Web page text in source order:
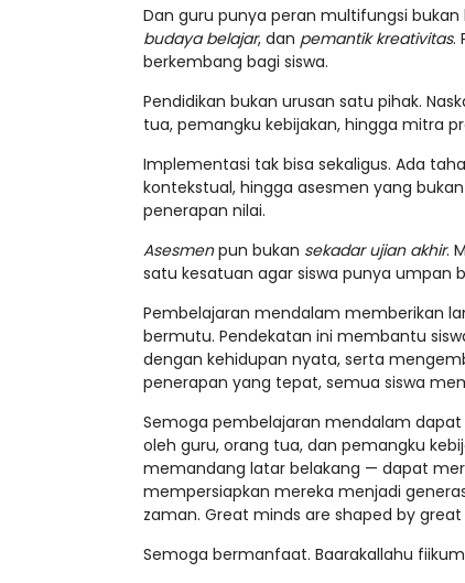
Dan guru punya peran multifungsi
budaya belajar, dan pemantik kreativitas.
berkembang bagi siswa.
Pendidikan bukan urusan satu pihak.
tua, pemangku kebijakan, hingga mitra
Implementasi tak bisa sekaligus. Ada
kontekstual, hingga asesmen yang
penerapan nilai.
Asesmenpun bukan sekadar ujian akhir.
satu kesatuan agar siswa punya umpan
Pembelajaran mendalam memberikan
bermutu. Pendekatan ini membantu
dengan kehidupan nyata, serta
penerapan yang tepat, semua siswa
Semoga pembelajaran mendalam
oleh guru, orang tua, dan pemangku
memandang latar belakang — dapat
mempersiapkan mereka menjadi
zaman. Great minds are shaped by
Semoga bermanfaat. Baarakallahu